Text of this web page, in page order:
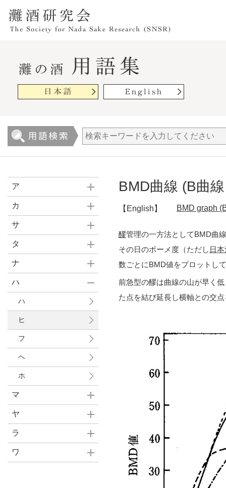
BMD曲線 (B曲
【English】 BMD graph
醪管理の一方法としてBMD曲
その日のボーメ度（ただし 日
数ごとにBMD値をプロットし
前急型の醪は曲線の山が早く
た点を結び延長し横軸との交
ア
カ
サ
タ
ナ
ハ
ハ
ヒ
フ
ヘ
ホ
マ
ヤ
ラ
ワ